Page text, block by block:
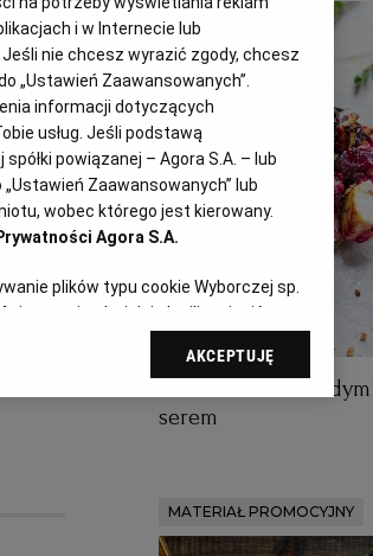
Letnia tarta z
serem
MATERIAŁ PROMOCYJNY
i w Internecie lub
nie chcesz wyrazić zgody, chcesz
„Ustawień Zaawansowanych”.
informacji dotyczących
usług. Jeśli podstawą
powiązanej – Agora S.A. – lub
Zaawansowanych” lub
wobec którego jest kierowany.
Agora S.A.
plików typu cookie Wyborczej sp.
też w każdej chwili zmienić
Twoimi preferencjami dot.
i przechodząc do sekcji
następujących celach:
do celów identyfikacji.
AKCEPTUJĘ